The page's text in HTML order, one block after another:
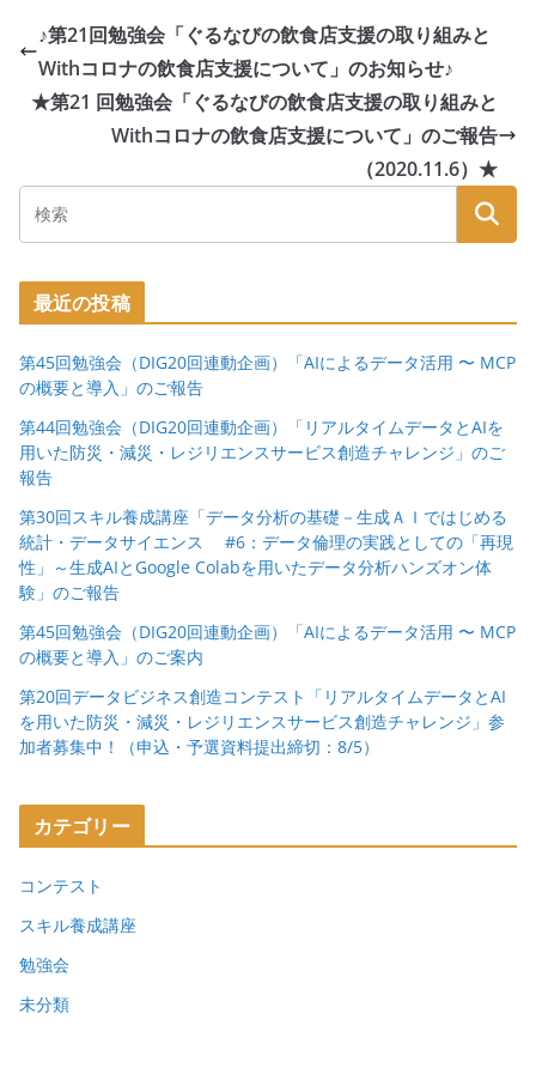
♪第21回勉強会「ぐるなびの飲食店支援の取り組みと
Withコロナの飲食店支援について」のお知らせ♪
★第21 回勉強会「ぐるなびの飲食店支援の取り組みと
Withコロナの飲食店支援について」のご報告
（2020.11.6）★
最近の投稿
第45回勉強会（DIG20回連動企画）「AIによるデータ活用 〜 MCP
の概要と導入」のご報告
第44回勉強会（DIG20回連動企画）「リアルタイムデータとAIを
用いた防災・減災・レジリエンスサービス創造チャレンジ」のご
報告
第30回スキル養成講座「データ分析の基礎－生成ＡＩではじめる
統計・データサイエンス #6：データ倫理の実践としての「再現
性」～生成AIとGoogle Colabを用いたデータ分析ハンズオン体
験」のご報告
第45回勉強会（DIG20回連動企画）「AIによるデータ活用 〜 MCP
の概要と導入」のご案内
第20回データビジネス創造コンテスト「リアルタイムデータとAI
を用いた防災・減災・レジリエンスサービス創造チャレンジ」参
加者募集中！（申込・予選資料提出締切：8/5）
カテゴリー
コンテスト
スキル養成講座
勉強会
未分類